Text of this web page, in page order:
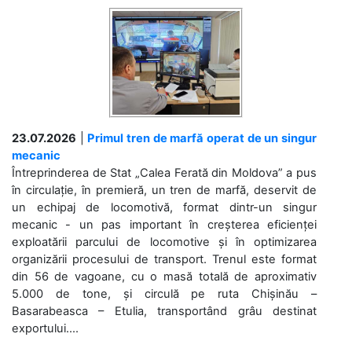
23.07.2026
Primul tren de marfă operat de un singur
mecanic
Întreprinderea de Stat „Calea Ferată din Moldova” a pus
în circulație, în premieră, un tren de marfă, deservit de
un echipaj de locomotivă, format dintr-un singur
mecanic - un pas important în creșterea eficienței
exploatării parcului de locomotive și în optimizarea
organizării procesului de transport. Trenul este format
din 56 de vagoane, cu o masă totală de aproximativ
5.000 de tone, și circulă pe ruta Chișinău –
Basarabeasca – Etulia, transportând grâu destinat
exportului....